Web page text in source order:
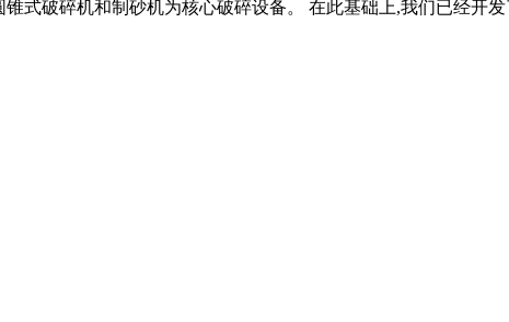
式破碎机和制砂机为核心破碎设备。 在此基础上,我们已经开